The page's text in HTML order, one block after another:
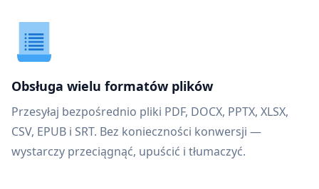
Obsługa wielu formatów plików
Przesyłaj bezpośrednio pliki PDF, DOCX, PPTX, XLSX,
CSV, EPUB i SRT. Bez konieczności konwersji —
wystarczy przeciągnąć, upuścić i tłumaczyć.